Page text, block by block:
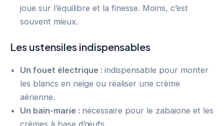
joue sur l’équilibre et la finesse. Moins, c’est
souvent mieux.
Les ustensiles indispensables
Un fouet électrique : indispensable pour monter
les blancs en neige ou réaliser une crème
aérienne.
Un bain-marie : nécessaire pour le zabaione et les